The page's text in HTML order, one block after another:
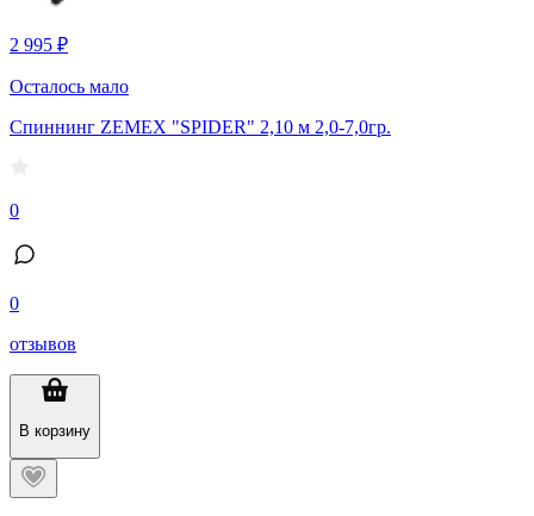
2 995 ₽
Осталось мало
Спиннинг ZEMEX "SPIDER" 2,10 м 2,0-7,0гр.
0
0
отзывов
В корзину